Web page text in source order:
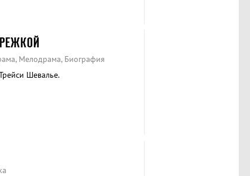
Мелодрама, Биография
Шевалье.